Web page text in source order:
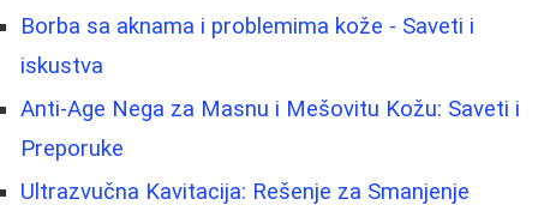
Borbа sa aknama i problemima kože - Saveti i
iskustva
Anti-Age Nega za Masnu i Mešovitu Kožu: Saveti i
Preporuke
Ultrazvučna Kavitacija: Rešenje za Smanjenje